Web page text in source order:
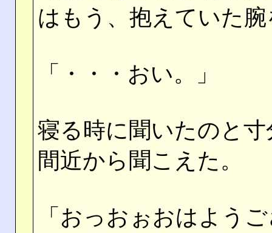
はもう、抱えていた
「・・・おい。」
寝る時に聞いたのと
間近から聞こえた。
「おっおぉおはよう